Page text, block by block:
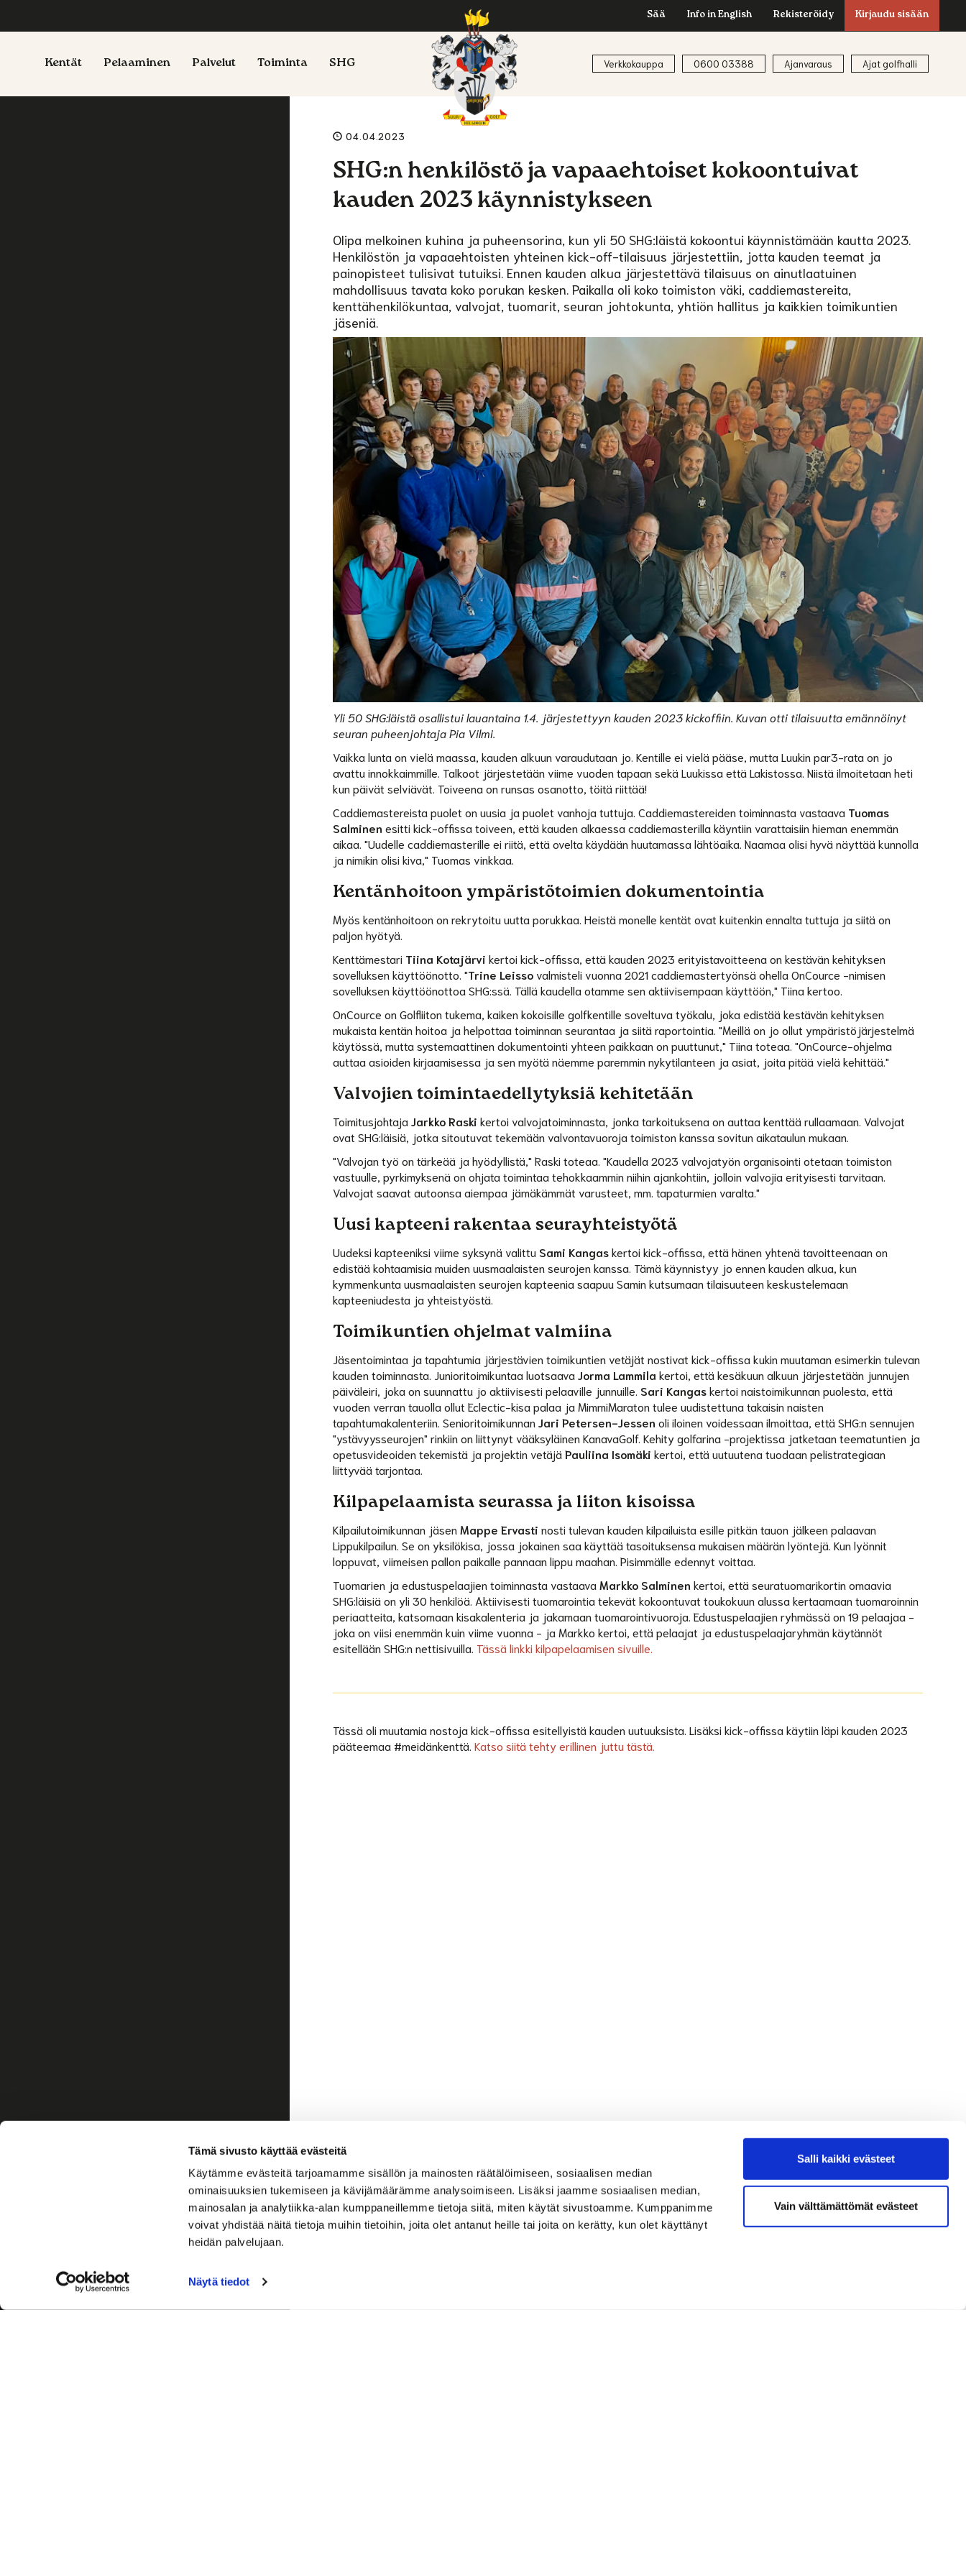
Tämä sivusto käyttää evästeitä
Käytämme evästeitä tarjoamamme sisällön ja mainosten räätälöimiseen, sosiaalisen median
ominaisuuksien tukemiseen ja kävijämäärämme analysoimiseen. Lisäksi jaamme sosiaalisen median,
mainosalan ja analytiikka-alan kumppaneillemme tietoja siitä, miten käytät sivustoamme. Kumppanimme
voivat yhdistää näitä tietoja muihin tietoihin, joita olet antanut heille tai joita on kerätty, kun olet käyttänyt
heidän palvelujaan.
Näytä tiedot
Salli kaikki evästeet
Vain välttämättömät evästeet
Sää Info in English Rekisteröidy Kirjaudu sisään
Kentät Pelaaminen Palvelut Toiminta SHG Ajat golfhalli
Ajanvaraus
0600 03388
Verkkokauppa
04.04.2023
SHG:n henkilöstö ja vapaaehtoiset kokoontuivat
kauden 2023 käynnistykseen
Olipa melkoinen kuhina ja puheensorina, kun yli 50 SHG:läistä kokoontui käynnistämään kautta 2023.
Henkilöstön ja vapaaehtoisten yhteinen kick-off-tilaisuus järjestettiin, jotta kauden teemat ja
painopisteet tulisivat tutuiksi. Ennen kauden alkua järjestettävä tilaisuus on ainutlaatuinen
mahdollisuus tavata koko porukan kesken. Paikalla oli koko toimiston väki, caddiemastereita,
kenttähenkilökuntaa, valvojat, tuomarit, seuran johtokunta, yhtiön hallitus ja kaikkien toimikuntien
jäseniä.
Yli 50 SHG:läistä osallistui lauantaina 1.4. järjestettyyn kauden 2023 kickoffiin. Kuvan otti tilaisuutta emännöinyt
seuran puheenjohtaja Pia Vilmi.
Vaikka lunta on vielä maassa, kauden alkuun varaudutaan jo. Kentille ei vielä pääse, mutta Luukin par3-rata on jo
avattu innokkaimmille. Talkoot järjestetään viime vuoden tapaan sekä Luukissa että Lakistossa. Niistä ilmoitetaan heti
kun päivät selviävät. Toiveena on runsas osanotto, töitä riittää!
Caddiemastereista puolet on uusia ja puolet vanhoja tuttuja. Caddiemastereiden toiminnasta vastaava Tuomas
Salminen esitti kick-offissa toiveen, että kauden alkaessa caddiemasterilla käyntiin varattaisiin hieman enemmän
aikaa. "Uudelle caddiemasterille ei riitä, että ovelta käydään huutamassa lähtöaika. Naamaa olisi hyvä näyttää kunnolla
ja nimikin olisi kiva," Tuomas vinkkaa.
Kentänhoitoon ympäristötoimien dokumentointia
Myös kentänhoitoon on rekrytoitu uutta porukkaa. Heistä monelle kentät ovat kuitenkin ennalta tuttuja ja siitä on
paljon hyötyä.
Kenttämestari Tiina Kotajärvi kertoi kick-offissa, että kauden 2023 erityistavoitteena on kestävän kehityksen
sovelluksen käyttöönotto. "Trine Leisso valmisteli vuonna 2021 caddiemastertyönsä ohella OnCource -nimisen
sovelluksen käyttöönottoa SHG:ssä. Tällä kaudella otamme sen aktiivisempaan käyttöön," Tiina kertoo.
OnCource on Golfliiton tukema, kaiken kokoisille golfkentille soveltuva työkalu, joka edistää kestävän kehityksen
mukaista kentän hoitoa ja helpottaa toiminnan seurantaa ja siitä raportointia. "Meillä on jo ollut ympäristöjärjestelmä
käytössä, mutta systemaattinen dokumentointi yhteen paikkaan on puuttunut," Tiina toteaa. "OnCource-ohjelma
auttaa asioiden kirjaamisessa ja sen myötä näemme paremmin nykytilanteen ja asiat, joita pitää vielä kehittää."
Valvojien toimintaedellytyksiä kehitetään
Toimitusjohtaja Jarkko Raski kertoi valvojatoiminnasta, jonka tarkoituksena on auttaa kenttää rullaamaan. Valvojat
ovat SHG:läisiä, jotka sitoutuvat tekemään valvontavuoroja toimiston kanssa sovitun aikataulun mukaan.
"Valvojan työ on tärkeää ja hyödyllistä," Raski toteaa. "Kaudella 2023 valvojatyön organisointi otetaan toimiston
vastuulle, pyrkimyksenä on ohjata toimintaa tehokkaammin niihin ajankohtiin, jolloin valvojia erityisesti tarvitaan.
Valvojat saavat autoonsa aiempaa jämäkämmät varusteet, mm. tapaturmien varalta."
Uusi kapteeni rakentaa seurayhteistyötä
Uudeksi kapteeniksi viime syksynä valittu Sami Kangaskertoi kick-offissa, että hänen yhtenä tavoitteenaan on
edistää kohtaamisia muiden uusmaalaisten seurojen kanssa. Tämä käynnistyy jo ennen kauden alkua, kun
kymmenkunta uusmaalaisten seurojen kapteenia saapuu Samin kutsumaan tilaisuuteen keskustelemaan
kapteeniudesta ja yhteistyöstä.
Toimikuntien ohjelmat valmiina
Jäsentoimintaa ja tapahtumia järjestävien toimikuntien vetäjät nostivat kick-offissa kukin muutaman esimerkin tulevan
kauden toiminnasta. Junioritoimikuntaa luotsaava Jorma Lammila kertoi, että kesäkuun alkuun järjestetään junnujen
päiväleiri, joka on suunnattu jo aktiivisesti pelaaville junnuille. Sari Kangaskertoi naistoimikunnan puolesta, että
vuoden verran tauolla ollut Eclectic-kisa palaa ja MimmiMaraton tulee uudistettuna takaisin naisten
tapahtumakalenteriin. Senioritoimikunnan Jari Petersen-Jessen oli iloinen voidessaan ilmoittaa, että SHG:n sennujen
"ystävyysseurojen" rinkiin on liittynyt vääksyläinen KanavaGolf. Kehity golfarina -projektissa jatketaan teematuntien ja
opetusvideoiden tekemistä ja projektin vetäjäPauliina Isomäki kertoi, että uutuutena tuodaan pelistrategiaan
liittyvää tarjontaa.
Kilpapelaamista seurassa ja liiton kisoissa
Kilpailutoimikunnan jäsenMappe Ervasti nosti tulevan kauden kilpailuista esille pitkän tauon jälkeen palaavan
Lippukilpailun. Se on yksilökisa, jossa jokainen saa käyttää tasoituksensa mukaisen määrän lyöntejä. Kun lyönnit
loppuvat, viimeisen pallon paikalle pannaan lippu maahan. Pisimmälle edennyt voittaa.
Tuomarien ja edustuspelaajien toiminnasta vastaavaMarkko Salminen kertoi, että seuratuomarikortin omaavia
SHG:läisiä on yli 30 henkilöä. Aktiivisesti tuomarointia tekevät kokoontuvat toukokuun alussa kertaamaan tuomaroinnin
periaatteita, katsomaan kisakalenteria ja jakamaan tuomarointivuoroja. Edustuspelaajien ryhmässä on 19 pelaajaa -
joka on viisi enemmän kuin viime vuonna - ja Markko kertoi, että pelaajat ja edustuspelaajaryhmän käytännöt
esitellään SHG:n nettisivuilla. Tässä linkki kilpapelaamisen sivuille.
Tässä oli muutamia nostoja kick-offissa esitellyistä kauden uutuuksista. Lisäksi kick-offissa käytiin läpi kauden 2023
pääteemaa #meidänkenttä.Katso siitä tehty erillinen juttu tästä.